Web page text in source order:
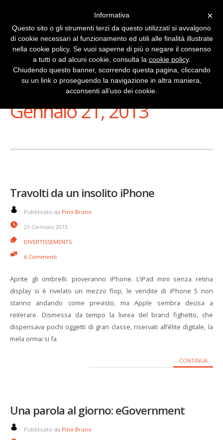
Stai Visualizzando
Gennaio 21, 2013
Travolti da un insolito iPhone
Pubblicato da Pino Bruno
21 Gennaio 2013
DIVERTISSEMENTS
6 Commenti
Aprite gli ombrelli: pioveranno iPhone. L’iPad mini senza retina
display si è rivelato un mezzo flop, le vendite di iPhone 5 non
stanno andando come previsto, ma Apple sembra decisa a
reiterare. Dismessa da tempo la livrea del brand fighetto, che
dispensava pochi oggetti di gran classe, riservati all’élite digitale, la
mela ormai si fa
CONTINUA
Una parola al giorno: eGovernment
Pubblicato da Pino Bruno
×
Informativa
Questo sito o gli strumenti terzi da questo utilizzati si avvalgono
di cookie necessari al funzionamento ed utili alle finalità illustrate
nella cookie policy. Se vuoi saperne di più o negare il consenso
a tutti o ad alcuni cookie, consulta la cookie policy.
Chiudendo questo banner, scorrendo questa pagina, cliccando
su un link o proseguendo la navigazione in altra maniera,
acconsenti all’uso dei cookie.